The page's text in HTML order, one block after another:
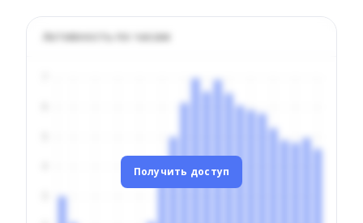
Активность по часам
Получить доступ